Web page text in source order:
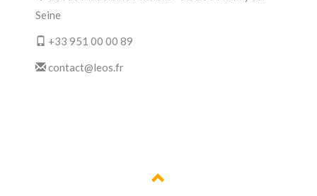
Seine
+33 951 00 00 89
contact@leos.fr